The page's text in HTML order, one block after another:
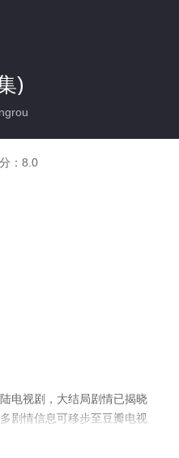
)
： 8.0
电视剧，大结局剧情已揭晓
剧情信息可移步至豆瓣电视